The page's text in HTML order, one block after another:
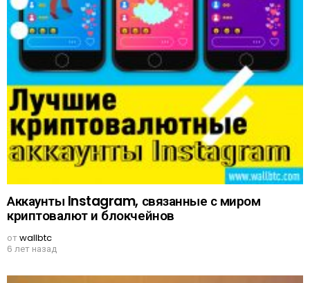
Аккаунты Instagram, связанные с миром
криптовалют и блокчейнов
отwallbtc
6 лет назад